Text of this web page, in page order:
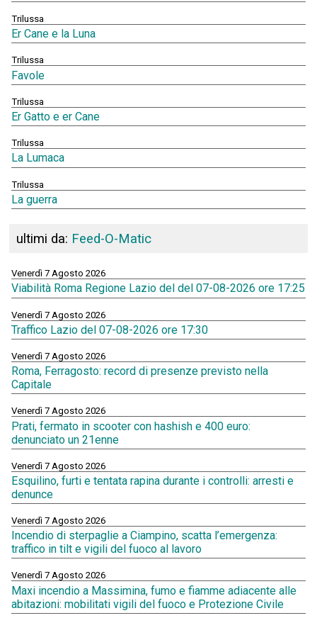
Trilussa
Er Cane e la Luna
Trilussa
Favole
Trilussa
Er Gatto e er Cane
Trilussa
La Lumaca
Trilussa
La guerra
ultimi da: Feed-O-Matic
Venerdì 7 Agosto 2026
Viabilità Roma Regione Lazio del del 07-08-2026 ore 17:25
Venerdì 7 Agosto 2026
Traffico Lazio del 07-08-2026 ore 17:30
Venerdì 7 Agosto 2026
Roma, Ferragosto: record di presenze previsto nella
Capitale
Venerdì 7 Agosto 2026
Prati, fermato in scooter con hashish e 400 euro:
denunciato un 21enne
Venerdì 7 Agosto 2026
Esquilino, furti e tentata rapina durante i controlli: arresti e
denunce
Venerdì 7 Agosto 2026
Incendio di sterpaglie a Ciampino, scatta l’emergenza:
traffico in tilt e vigili del fuoco al lavoro
Venerdì 7 Agosto 2026
Maxi incendio a Massimina, fumo e fiamme adiacente alle
abitazioni: mobilitati vigili del fuoco e Protezione Civile